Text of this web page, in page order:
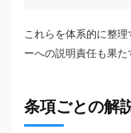
これらを体系的に整
ーへの説明責任も果た
条項ごとの解